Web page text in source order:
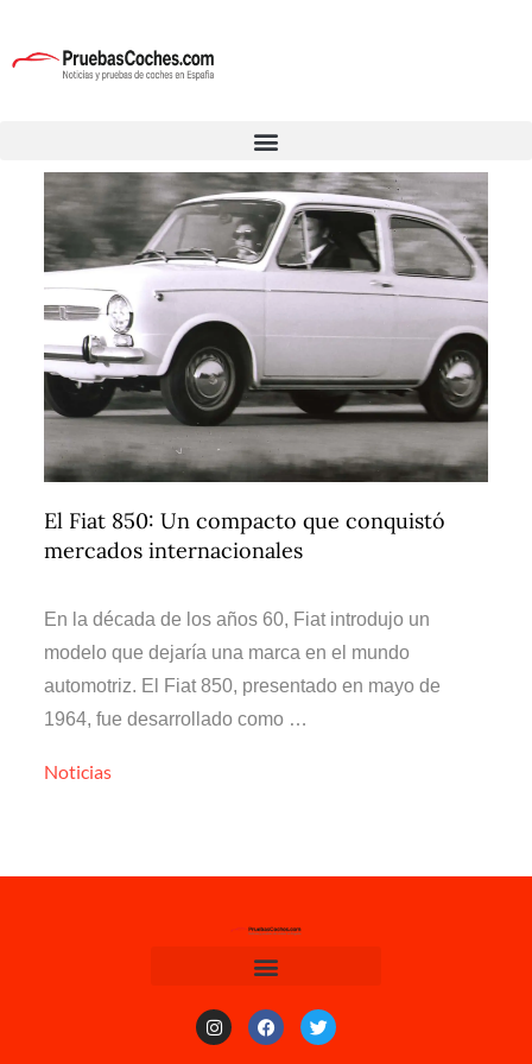
El Fiat 850: Un compacto que conquistó
mercados internacionales
En la década de los años 60, Fiat introdujo un
modelo que dejaría una marca en el mundo
automotriz. El Fiat 850, presentado en mayo de
1964, fue desarrollado como …
Noticias